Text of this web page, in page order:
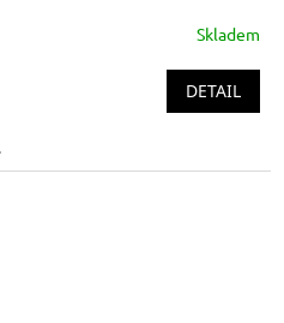
Skladem
DETAIL